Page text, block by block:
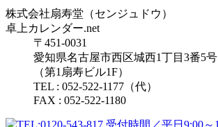
株式会社扇寿堂（センジュドウ）
卓上カレンダー.net
〒451-0031
愛知県名古屋市西区城西1丁目3番5号
（第1扇寿ビル1F）
TEL : 052-522-1177（代）
FAX : 052-522-1180